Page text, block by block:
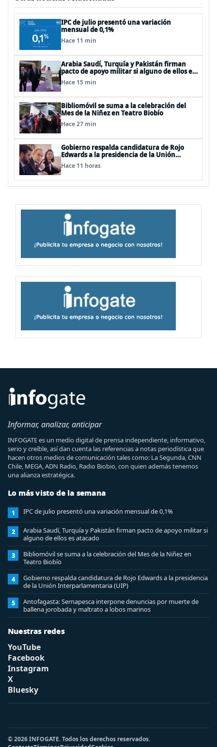
IPC de julio presentó una variación
mensual de 0,1%
Hace 11 min
Arabia Saudí, Turquía y Pakistán firman
pacto de apoyo militar si alguno de ellos es
atacado
Hace 15 min
Bibliomóvil se suma a la celebración del
Mes de la Niñez en Teatro Biobío
Hace 27 min
Gobierno respalda candidatura de Rojo
Edwards a la presidencia de la Unión
Interparlamentaria (UIP)
Hace 11 horas
Informar, analizar, anticipar
INFOGATE es un medio digital de prensa independiente, informativo,
serio y creíble, así dan cuenta las referencias a notas periodística que
hacen otros medios de comunicación tales como: La Segunda, CNN
Chile, MEGA, ADN Radio, Radio Biobio, con quien además tenemos
una alianza estratégica.
Lo más visto de la semana
1 IPC de julio presentó una variación mensual de 0,1%
2
Arabia Saudí, Turquía y Pakistán firman pacto de apoyo militar si
alguno de ellos es atacado
3
Bibliomóvil se suma a la celebración del Mes de la Niñez en
Teatro Biobío
4
Gobierno respalda candidatura de Rojo Edwards a la presidencia
de la Unión Interparlamentaria (UIP)
5
Antofagasta: Sernapesca interpone denuncias por muerte de
ballena jorobada y maltrato a lobos marinos
Nuestras redes
YouTube
Facebook
Instagram
X
Bluesky
© 2026 INFOGATE. Todos los derechos reservados.